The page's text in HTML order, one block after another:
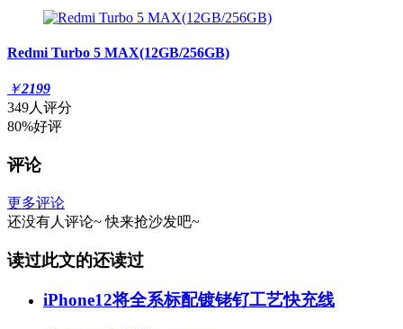
Redmi Turbo 5 MAX(12GB/256GB)
￥2199
349人评分
80%好评
评论
更多评论
还没有人评论~ 快来抢沙发吧~
读过此文的还读过
iPhone12将全系标配镀铑钌工艺快充线